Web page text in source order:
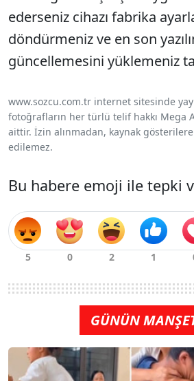
ederseniz cihazı fabrika
döndürmeniz ve en son
güncellemesini yüklemeniz
www.sozcu.com.tr internet sitesinde
fotoğrafların her türlü telif hakkı Mega
aittir. İzin alınmadan, kaynak
edilemez.
Bu habere emoji ile tepki
GÜNÜN